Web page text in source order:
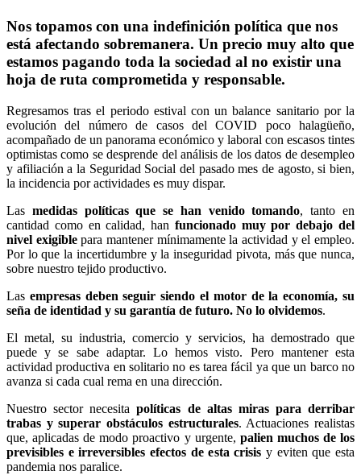
Nos topamos con una indefinición política que nos
está afectando sobremanera. Un precio muy alto que
estamos pagando toda la sociedad al no existir una
hoja de ruta comprometida y responsable.
Regresamos tras el periodo estival con un balance sanitario por la
evolución del número de casos del COVID poco halagüeño,
acompañado de un panorama económico y laboral con escasos tintes
optimistas como se desprende del análisis de los datos de desempleo
y afiliación a la Seguridad Social del pasado mes de agosto, si bien,
la incidencia por actividades es muy dispar.
Las medidas políticas que se han venido tomando, tanto en
cantidad como en calidad, han funcionado muy por debajo del
nivel exigiblepara mantener mínimamente la actividad y el empleo.
Por lo que la incertidumbre y la inseguridad pivota, más que nunca,
sobre nuestro tejido productivo.
Las empresas deben seguir siendo el motor de la economía, su
seña de identidad y su garantía de futuro. No lo olvidemos.
El metal, su industria, comercio y servicios, ha demostrado que
puede y se sabe adaptar. Lo hemos visto. Pero mantener esta
actividad productiva en solitario no es tarea fácil ya que un barco no
avanza si cada cual rema en una dirección.
Nuestro sector necesitapolíticas de altas miras para derribar
trabas y superar obstáculos estructurales. Actuaciones realistas
que, aplicadas de modo proactivo y urgente, palien muchos de los
previsibles e irreversibles efectos de esta crisis y eviten que esta
pandemia nos paralice.